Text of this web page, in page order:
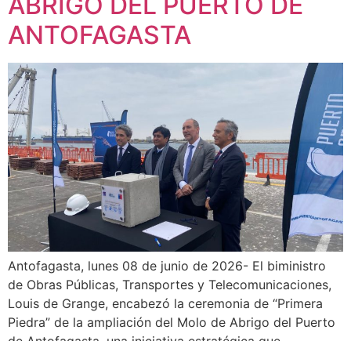
ANTOFAGASTA
Antofagasta, lunes 08 de junio de 2026- El biministro
de Obras Públicas, Transportes y Telecomunicaciones,
Louis de Grange, encabezó la ceremonia de “Primera
Piedra” de la ampliación del Molo de Abrigo del Puerto